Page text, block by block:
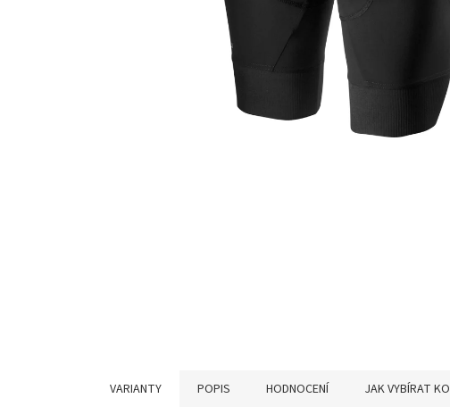
VARIANTY POPIS HODNOCENÍ JAK VYBÍRAT